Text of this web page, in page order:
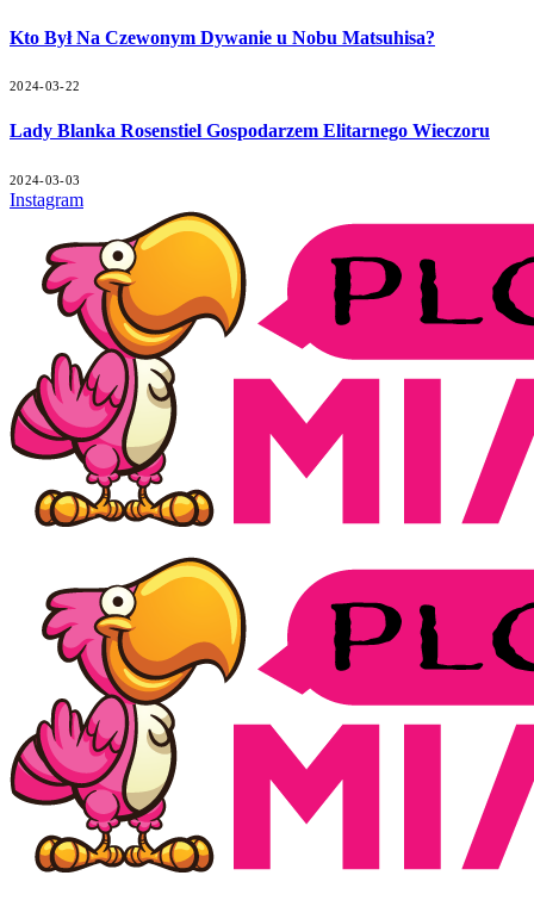
Kto Był Na Czewonym Dywanie u Nobu Matsuhisa?
2024-03-22
Lady Blanka Rosenstiel Gospodarzem Elitarnego Wieczoru
2024-03-03
Instagram